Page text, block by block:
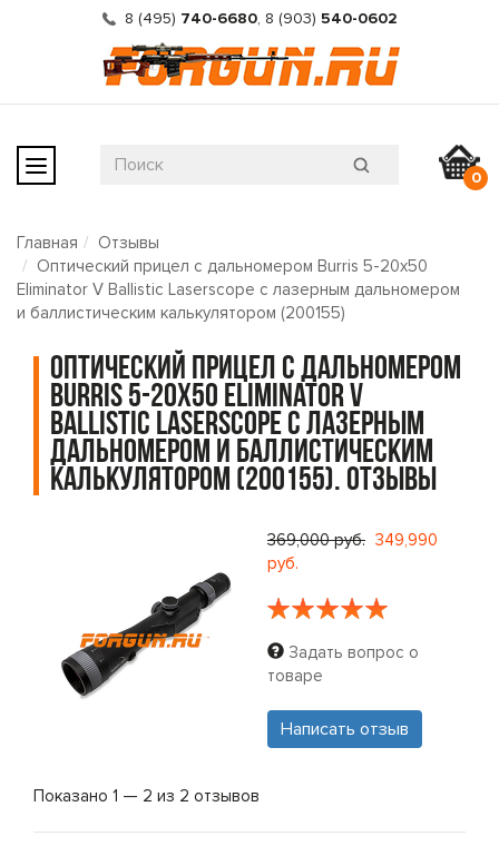
8 (495) 740-6680, 8 (903) 540-0602
0
Главная
Отзывы
Оптический прицел с дальномером Burris 5-20x50
Eliminator V Ballistic Laserscope с лазерным дальномером
и баллистическим калькулятором (200155)
Оптический прицел с дальномером
Burris 5-20x50 Eliminator V
Ballistic Laserscope с лазерным
дальномером и баллистическим
калькулятором (200155). Отзывы
369,000 руб. 349,990
руб.
Задать вопрос о
товаре
Написать отзыв
Показано 1 — 2 из 2 отзывов